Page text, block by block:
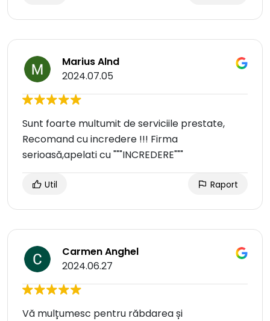
Marius Alnd
2024.07.05
Sunt foarte multumit de serviciile prestate,
Recomand cu incredere !!! Firma
serioasă,apelati cu """INCREDERE"""
Util Raport
Carmen Anghel
2024.06.27
Vă mulțumesc pentru răbdarea și